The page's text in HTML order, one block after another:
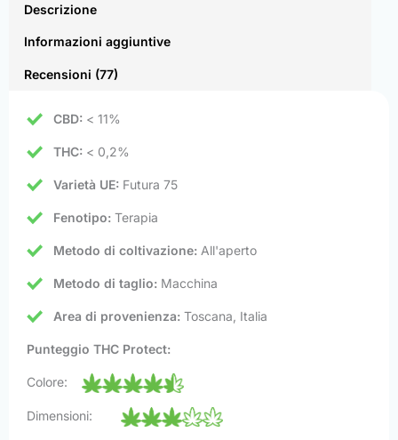
Descrizione
Informazioni aggiuntive
Recensioni (77)
CBD: < 11%
THC: < 0,2%
Varietà UE: Futura 75
Fenotipo: Terapia
Metodo di coltivazione: All'aperto
Metodo di taglio: Macchina
Area di provenienza: Toscana, Italia
Punteggio THC Protect:
Colore:
Dimensioni: